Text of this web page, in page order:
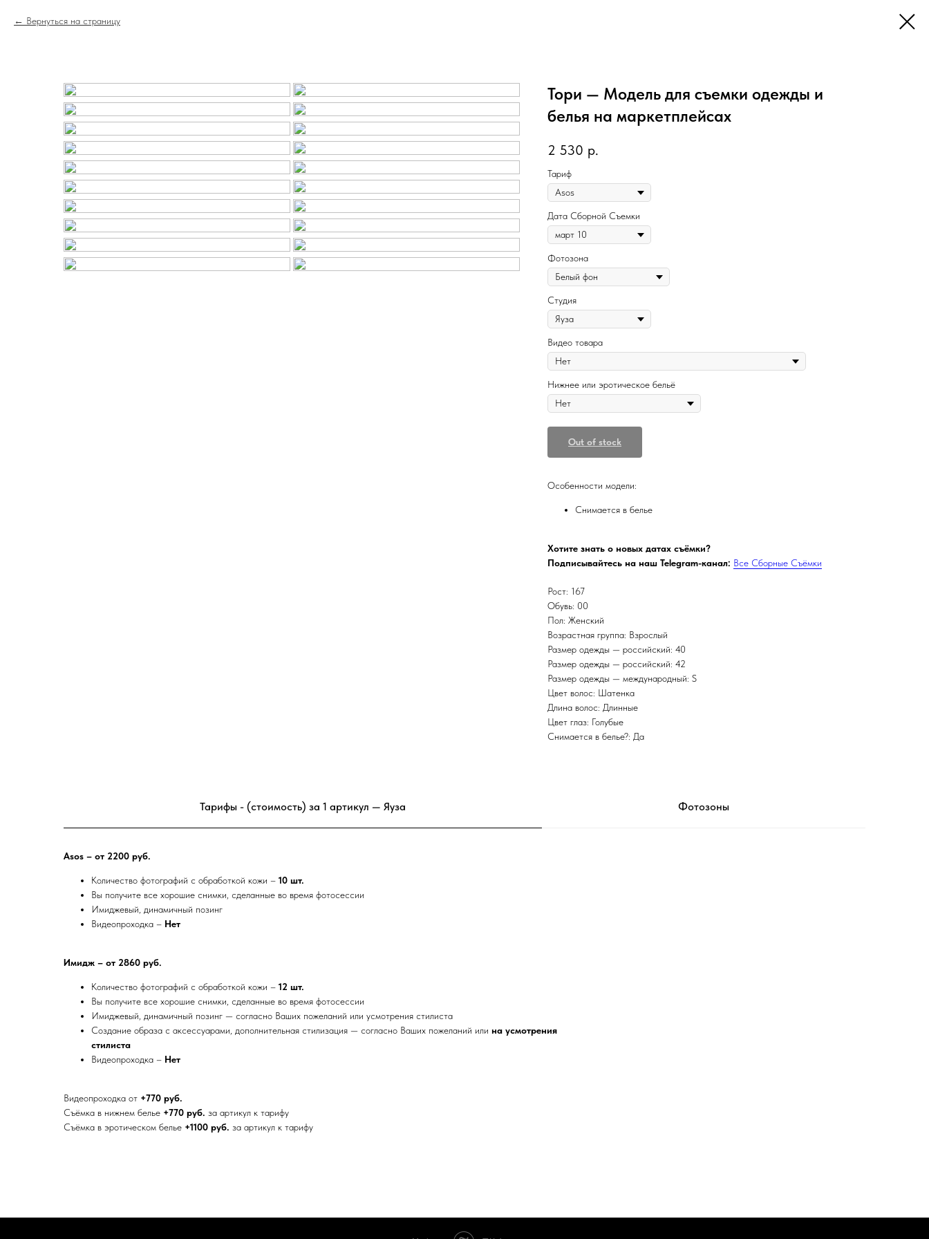
Вернуться на страницу
Тори — Модель для съемки одежды и
белья на маркетплейсах
2 530 р.
Тариф
Дата Сборной Съемки
Фотозона
Студия
Видео товара
Нижнее или эротическое бельё
Out of stock
Особенности модели:
Снимается в белье
Хотите знать о новых датах съёмки?
Подписывайтесь на наш Telegram-канал: Все Сборные Съёмки
Рост: 167
Обувь: 00
Пол: Женский
Возрастная группа: Взрослый
Размер одежды — российский: 40
Размер одежды — российский: 42
Размер одежды — международный: S
Цвет волос: Шатенка
Длина волос: Длинные
Цвет глаз: Голубые
Снимается в белье?: Да
Тарифы - (стоимость) за 1 артикул — Яуза Фотозоны
Asos – от 2200 руб.
Количество фотографий с обработкой кожи – 10 шт.
Вы получите все хорошие снимки, сделанные во время фотосессии
Имиджевый, динамичный позинг
Видеопроходка – Нет
Имидж – от 2860 руб.
Количество фотографий с обработкой кожи – 12 шт.
Вы получите все хорошие снимки, сделанные во время фотосессии
Имиджевый, динамичный позинг — согласно Ваших пожеланий или усмотрения стилиста
Создание образа с аксессуарами, дополнительная стилизация — согласно Ваших пожеланий или на усмотрения
стилиста
Видеопроходка – Нет
Видеопроходка от +770 руб.
Съёмка в нижнем белье +770 руб. за артикул к тарифу
Съёмка в эротическом белье +1100 руб. за артикул к тарифу